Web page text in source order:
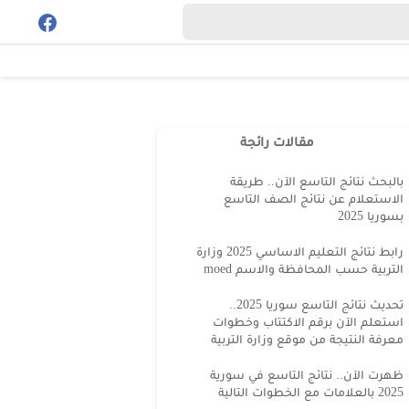
مقالات رائجة
بالبحث نتائج التاسع الآن.. طريقة
الاستعلام عن نتائج الصف التاسع
بسوريا 2025
رابط نتائج التعليم الاساسي 2025 وزارة
التربية حسب المحافظة والاسم moed
تحديث نتائج التاسع سوريا 2025..
استعلم الآن برقم الاكتتاب وخطوات
معرفة النتيجة من موقع وزارة التربية
ظهرت الآن.. نتائج التاسع في سورية
2025 بالعلامات مع الخطوات التالية